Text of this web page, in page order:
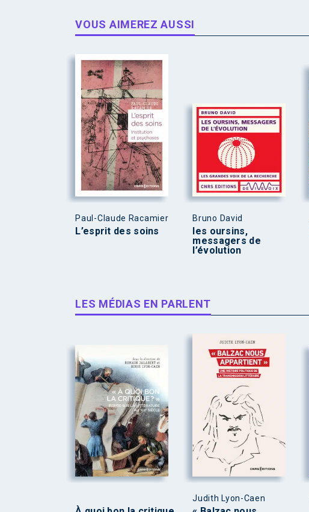
VOUS AIMEREZ AUSSI
Paul-Claude Racamier
L’esprit des soins
Bruno David
les oursins,
messagers de
l’évolution
LES MÉDIAS EN PARLENT
Judith Lyon-Caen